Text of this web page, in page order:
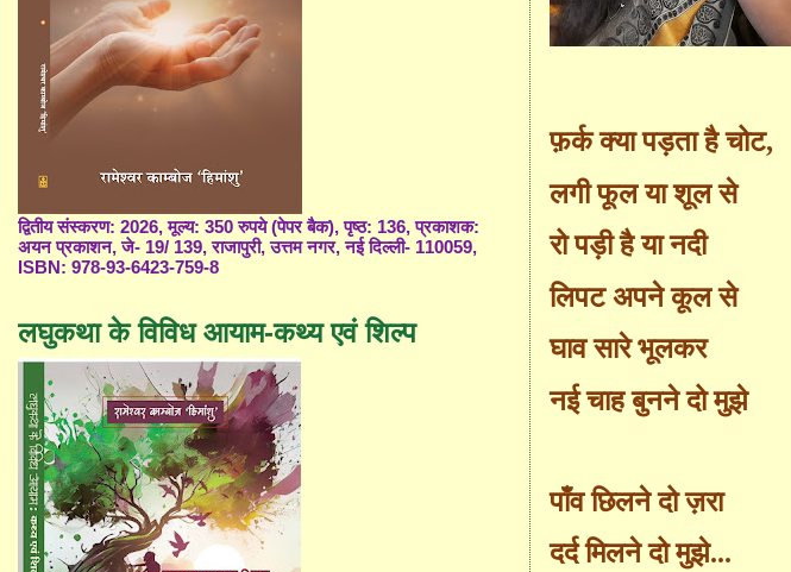
फ़र्क क्या पड़ता है चोट,
लगी फूल या शूल से
रो पड़ी है या नदी
लिपट अपने कूल से
घाव सारे भूलकर
नई चाह बुनने दो मुझे
पाँव छिलने दो ज़रा
दर्द मिलने दो मुझे...
द्वितीय संस्करण: 2026, मूल्य: 350 रुपये (पेपर बैक), पृष्ठ: 136, प्रकाशक:
अयन प्रकाशन, जे- 19/ 139, राजापुरी, उत्तम नगर, नई दिल्ली- 110059,
ISBN: 978-93-6423-759-8
लघुकथा के विविध आयाम-कथ्य एवं शिल्प